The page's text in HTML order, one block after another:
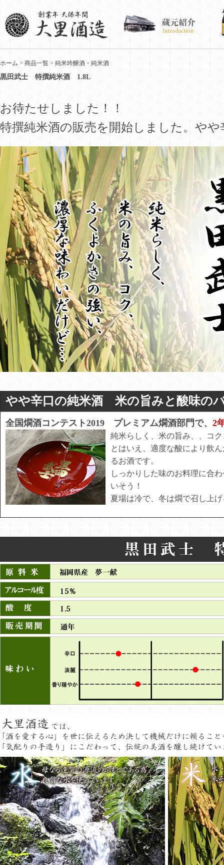
ホーム > 商品一覧 > 純米吟醸酒・純米酒
黒田武士 特撰純米酒 1.8L
お待たせしました！！
特撰純米酒の販売を開始しました。や
やや辛口の純米酒 米の旨みと酸味の
全国燗酒コンテスト2019 プレミアム燗酒部門で、 2
純米らしく、米の旨み、、コ
とはいえ、適度な酸により飲
るお酒です。
しっかりした味のお料理に合
いそう！
夏場は冷で、冬は燗で召し上